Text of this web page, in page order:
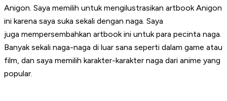
Anigon. Saya memilih untuk mengilustrasikan artbook Anigon
ini karena saya suka sekali dengan naga. Saya
juga mempersembahkan artbook ini untuk para pecinta naga.
Banyak sekali naga-naga di luar sana seperti dalam game atau
film, dan saya memilih karakter-karakter naga dari anime yang
popular.